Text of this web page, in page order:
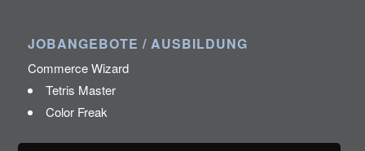
JOBANGEBOTE / AUSBILDUNG
Commerce Wizard
Tetris Master
Color Freak